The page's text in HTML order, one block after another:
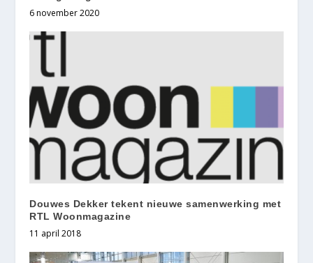
6 november 2020
Douwes Dekker tekent nieuwe samenwerking met
RTL Woonmagazine
11 april 2018